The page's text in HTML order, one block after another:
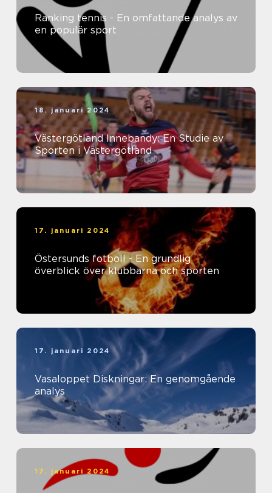
Ranking tennis - En omfattande analys av
en populär sport
18. januari 2024
Västergötland Innebandy: En Studie av
Sporten i Västergötland
17. januari 2024
Östersunds fotboll - En grundlig
överblick över klubbarna och sporten
17. januari 2024
Vasaloppet Diskningar: En genomgående
analys
17. januari 2024